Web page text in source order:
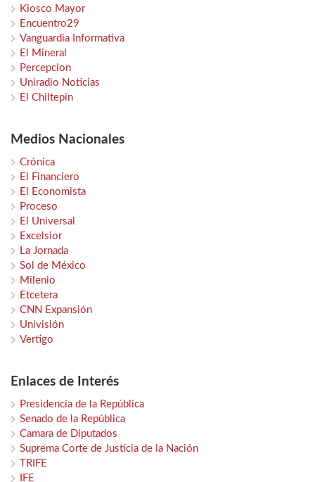
Kiosco Mayor
Encuentro29
Vanguardia Informativa
El Mineral
Percepcion
Uniradio Noticias
El Chiltepin
Medios Nacionales
Crónica
El Financiero
El Economista
Proceso
El Universal
Excelsior
La Jornada
Sol de México
Milenio
Etcetera
CNN Expansión
Univisión
Vertigo
Enlaces de Interés
Presidencia de la República
Senado de la República
Camara de Diputados
Suprema Corte de Justicia de la Nación
TRIFE
IFE